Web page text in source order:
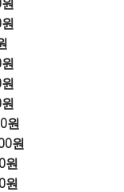
원
원
원
원